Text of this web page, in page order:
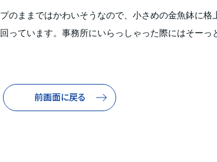
のままではかわいそうなので、小さめの金魚鉢に格
っています。事務所にいらっしゃった際にはそーっ
前画面に戻る